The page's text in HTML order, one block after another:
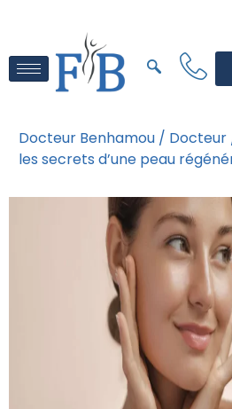
Docteur Benhamou / Docteur
les secrets d’une peau